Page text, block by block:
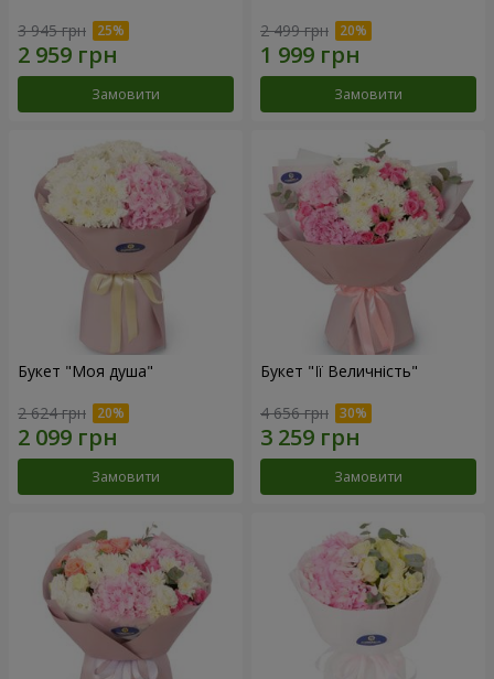
3 945 грн
Замовити
2 499 грн
Замовити
Букет "Моя душа"
2 624 грн
Замовити
Букет "Її Величність"
4 656 грн
Замовити